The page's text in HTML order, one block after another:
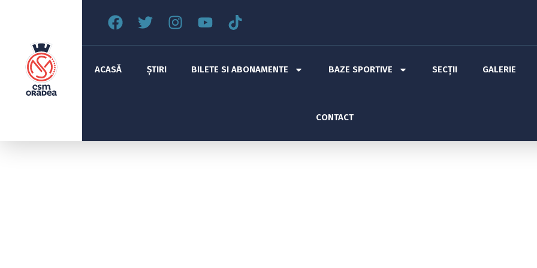
ACASĂ ȘTIRI BILETE SI ABONAMENTE BAZE SPORTIVE SECȚII GALERIE
CONTACT